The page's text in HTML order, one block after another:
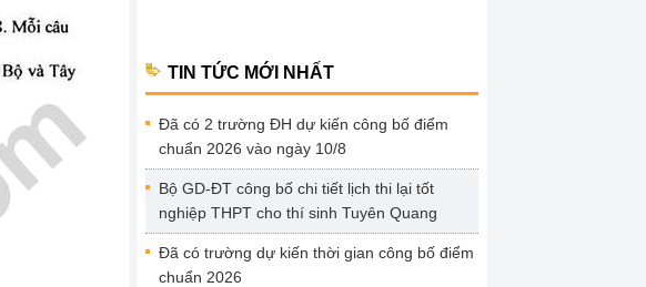
TIN TỨC MỚI NHẤT
Đã có 2 trường ĐH dự kiến công bố điểm
chuẩn 2026 vào ngày 10/8
Bộ GD-ĐT công bố chi tiết lịch thi lại tốt
nghiệp THPT cho thí sinh Tuyên Quang
Đã có trường dự kiến thời gian công bố điểm
chuẩn 2026